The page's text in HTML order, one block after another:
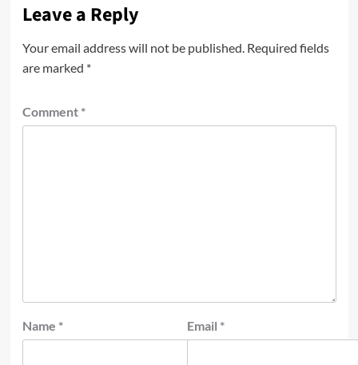
Leave a Reply
Your email address will not be published. Required fields
are marked *
Comment *
Name * Email *